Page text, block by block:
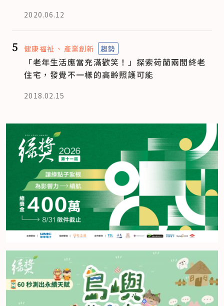
2020.06.12
5 健康福祉 產業創新 趨勢
「老年生活應當充滿歡笑！」探索荷蘭兩間終老
住宅，發覺不一樣的高齡照護可能
2018.02.15